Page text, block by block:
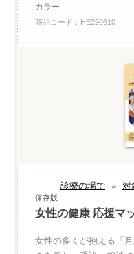
カラー
商品コード：HE290610
診療の場で » 対
保存版
女性の健康 応援マ
女性の多くが抱える「